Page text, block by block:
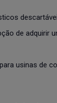
de adquirir
usinas de